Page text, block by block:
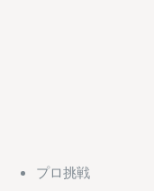
プロ挑戦